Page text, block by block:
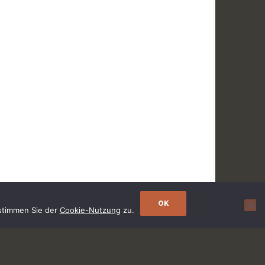
Sie der Cookie-Nutzung zu.
OK